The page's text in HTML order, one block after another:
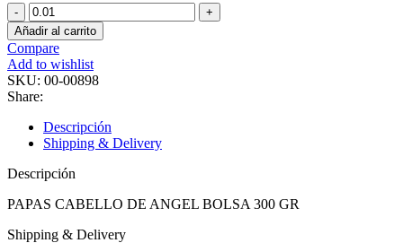
PAPAS
CABELLO
DE
ANGEL
BOLSA
300
GR
cantidad
Añadir al carrito
Compare
Add to wishlist
SKU: 00-00898
Share:
Descripción
Shipping & Delivery
Descripción
PAPAS CABELLO DE ANGEL BOLSA 300 GR
Shipping & Delivery